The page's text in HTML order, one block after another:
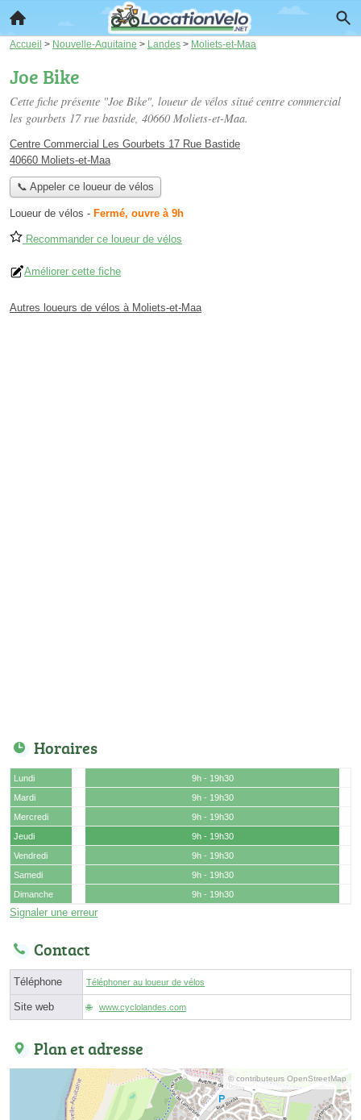
Accueil > Nouvelle-Aquitaine > Landes > Moliets-et-Maa
Joe Bike
Cette fiche présente "Joe Bike", loueur de vélos situé centre commercial
les gourbets 17 rue bastide, 40660 Moliets-et-Maa.
Centre Commercial Les Gourbets 17 Rue Bastide
40660 Moliets-et-Maa
📞 Appeler ce loueur de vélos
Loueur de vélos - Fermé, ouvre à 9h
Recommander ce loueur de vélos
Améliorer cette fiche
Autres loueurs de vélos à Moliets-et-Maa
Horaires
Lundi
9h - 19h30
Mardi
9h - 19h30
Mercredi
9h - 19h30
Jeudi
9h - 19h30
Vendredi
9h - 19h30
Samedi
9h - 19h30
Dimanche
9h - 19h30
Signaler une erreur
Contact
Téléphone Téléphoner au loueur de vélos
Site web www.cyclolandes.com
Plan et adresse
© contributeurs OpenStreetMap